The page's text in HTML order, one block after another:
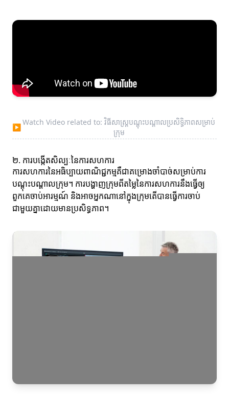
▶
Watch Video related to: វិធីសាស្ត្របណ្តុះបណ្តាលប្រសិទ្ធិភាពសម្រាប់
ក្រុម
២. ការបង្កើតសិល្បៈនៃការសហការ
ការសហការនៃអធិប្បាយពាណិជ្ជកម្មគឺជាគម្រោងចាំបាច់សម្រាប់ការ
បណ្តុះបណ្តាលក្រុម។ ការបង្ហាញក្រុមពីតម្លៃនៃការសហការនឹងធ្វើឲ្យ
ពួកគេចាប់អារម្មណ៍ និងអាចអ្នកណានៅក្នុងក្រុមតើបានធ្វើការចាប់
ជាមួយគ្នាដោយមានប្រសិទ្ធភាព។